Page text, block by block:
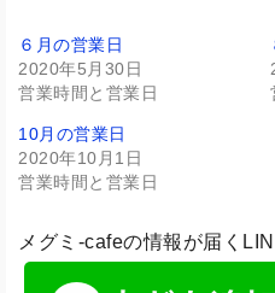
６月の営業日
2020年5月30日
営業時間と営業日
10月の営業日
2020年10月1日
営業時間と営業日
メグミ-cafeの情報が届く